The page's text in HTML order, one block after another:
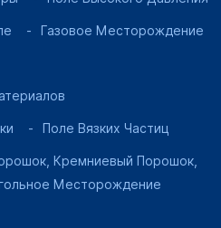
Газовое Месторождение
Поле Вязких Частиц
Кремниевый Порошок,
Месторождение